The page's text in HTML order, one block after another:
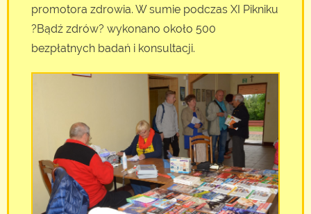
promotora zdrowia. W sumie podczas XI Pikniku
?Bądź zdrów? wykonano około 500
bezpłatnych badań i konsultacji.